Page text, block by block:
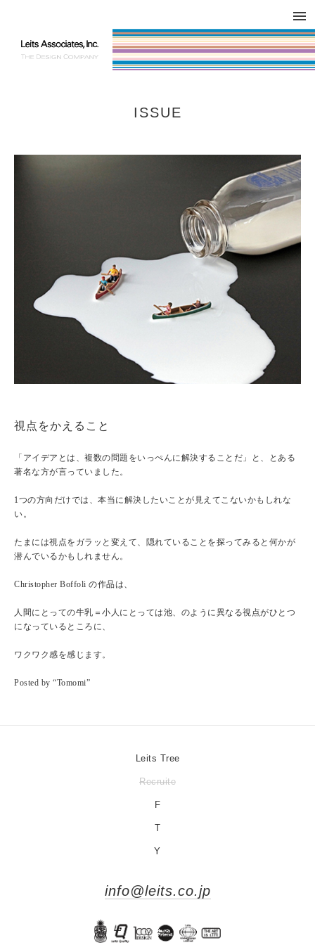
ISSUE
視点をかえること
「アイデアとは、複数の問題をいっぺんに解決することだ」と、とある
著名な方が言っていました。
1つの方向だけでは、本当に解決したいことが見えてこないかもしれな
い。
たまには視点をガラッと変えて、隠れていることを探ってみると何かが
潜んでいるかもしれません。
Christopher Boffoli の作品は、
人間にとっての牛乳＝小人にとっては池、のように異なる視点がひとつ
になっているところに、
ワクワク感を感じます。
Posted by “Tomomi”
Leits Tree
Recruite
F
T
Y
info@leits.co.jp